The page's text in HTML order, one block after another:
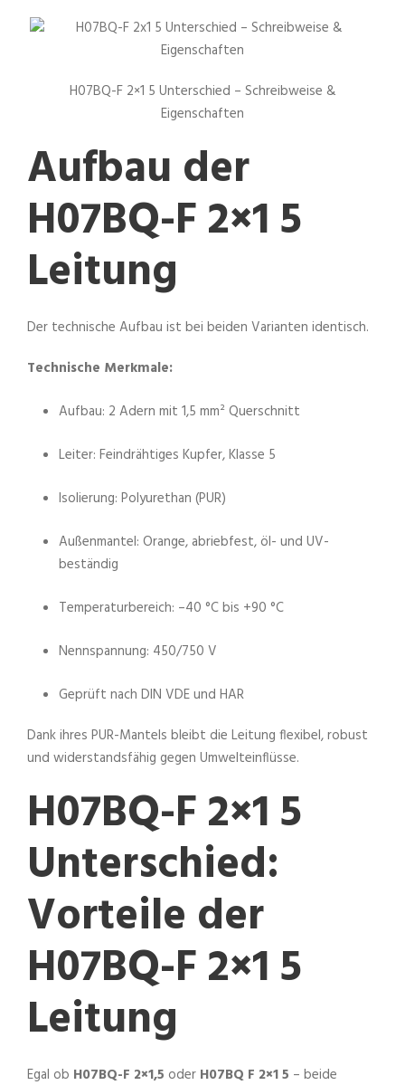
H07BQ-F 2×1 5 Unterschied – Schreibweise &
Eigenschaften
Aufbau der
H07BQ-F 2×1 5
Leitung
Der technische Aufbau ist bei beiden Varianten identisch.
Technische Merkmale:
Aufbau: 2 Adern mit 1,5 mm² Querschnitt
Leiter: Feindrähtiges Kupfer, Klasse 5
Isolierung: Polyurethan (PUR)
Außenmantel: Orange, abriebfest, öl- und UV-
beständig
Temperaturbereich: –40 °C bis +90 °C
Nennspannung: 450/750 V
Geprüft nach DIN VDE und HAR
Dank ihres PUR-Mantels bleibt die Leitung flexibel, robust
und widerstandsfähig gegen Umwelteinflüsse.
H07BQ-F 2×1 5
Unterschied:
Vorteile der
H07BQ-F 2×1 5
Leitung
Egal ob H07BQ-F 2×1,5 oder H07BQ F 2×1 5 – beide